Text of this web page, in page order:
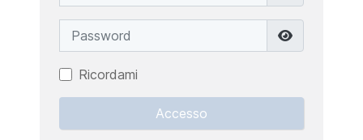
Password
Ricordami
Accesso